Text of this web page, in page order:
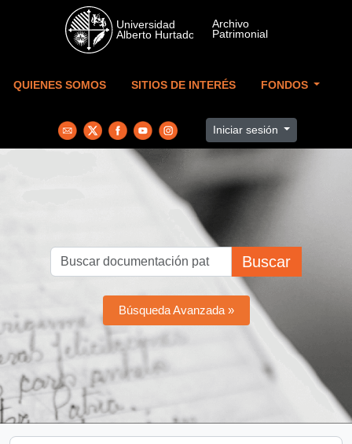
Skip to main content
QUIENES SOMOS SITIOS DE INTERÉS FONDOS
Iniciar sesión
Buscar
Búsqueda Avanzada »